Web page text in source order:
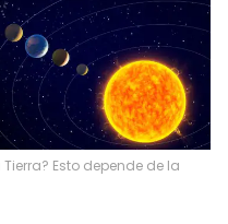
Esto depende de la